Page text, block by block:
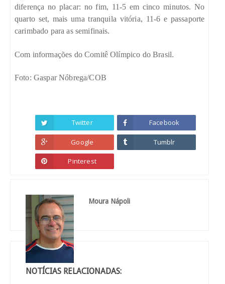
diferença no placar: no fim, 11-5 em cinco minutos. No
quarto set, mais uma tranquila vitória, 11-6 e passaporte
carimbado para as semifinais.
Com informações do Comitê Olímpico do Brasil.
Foto: Gaspar Nóbrega/COB
Twitter Facebook
Google Tumblr
Pinterest
Moura Nápoli
NOTÍCIAS RELACIONADAS: